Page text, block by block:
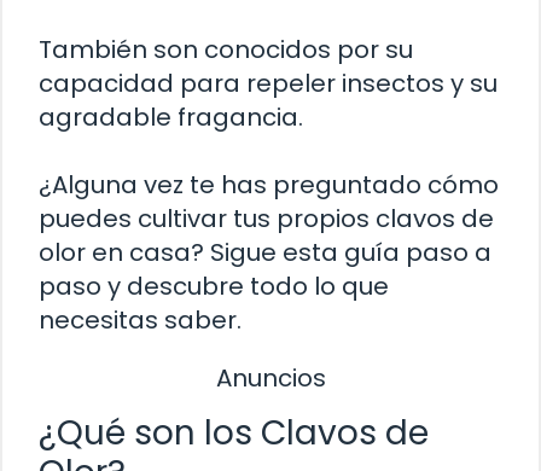
También son conocidos por su
capacidad para repeler insectos y su
agradable fragancia.
¿Alguna vez te has preguntado cómo
puedes cultivar tus propios clavos de
olor en casa? Sigue esta guía paso a
paso y descubre todo lo que
necesitas saber.
Anuncios
¿Qué son los Clavos de